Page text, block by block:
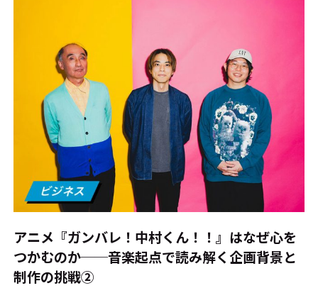
アニメ『ガンバレ！中村くん！！』はなぜ心を
つかむのか──音楽起点で読み解く企画背景と
制作の挑戦②